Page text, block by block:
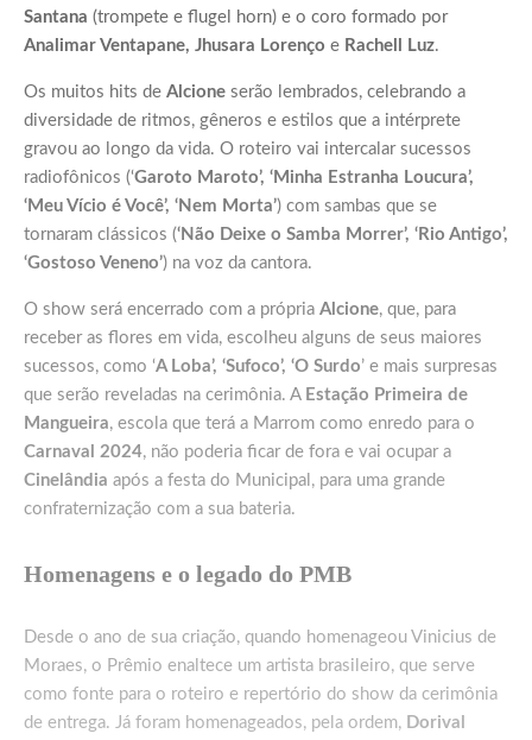
Santana (trompete e flugel horn) e o coro formado por
Analimar Ventapane, Jhusara Lorenço e Rachell Luz.
Os muitos hits de Alcione serão lembrados, celebrando a
diversidade de ritmos, gêneros e estilos que a intérprete
gravou ao longo da vida. O roteiro vai intercalar sucessos
radiofônicos (‘Garoto Maroto’, ‘Minha Estranha Loucura’,
‘Meu Vício é Você’, ‘Nem Morta’) com sambas que se
tornaram clássicos (‘Não Deixe o Samba Morrer’, ‘Rio Antigo’,
‘Gostoso Veneno’) na voz da cantora.
O show será encerrado com a própria Alcione, que, para
receber as flores em vida, escolheu alguns de seus maiores
sucessos, como ‘A Loba’, ‘Sufoco’, ‘O Surdo’ e mais surpresas
que serão reveladas na cerimônia. A Estação Primeira de
Mangueira, escola que terá a Marrom como enredo para o
Carnaval 2024, não poderia ficar de fora e vai ocupar a
Cinelândia após a festa do Municipal, para uma grande
confraternização com a sua bateria.
Homenagens e o legado do PMB
Desde o ano de sua criação, quando homenageou Vinicius de
Moraes, o Prêmio enaltece um artista brasileiro, que serve
como fonte para o roteiro e repertório do show da cerimônia
de entrega. Já foram homenageados, pela ordem, Dorival